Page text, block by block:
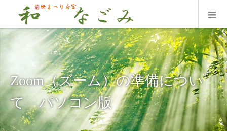
Zoom（ズーム）の準備につい
て パソコン版